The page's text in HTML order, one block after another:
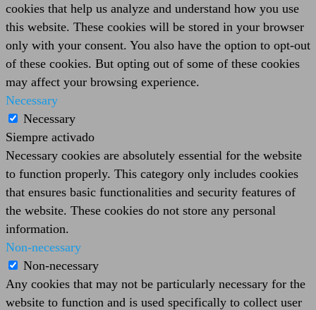
cookies that help us analyze and understand how you use
this website. These cookies will be stored in your browser
only with your consent. You also have the option to opt-out
of these cookies. But opting out of some of these cookies
may affect your browsing experience.
Necessary
Necessary
Siempre activado
Necessary cookies are absolutely essential for the website
to function properly. This category only includes cookies
that ensures basic functionalities and security features of
the website. These cookies do not store any personal
information.
Non-necessary
Non-necessary
Any cookies that may not be particularly necessary for the
website to function and is used specifically to collect user